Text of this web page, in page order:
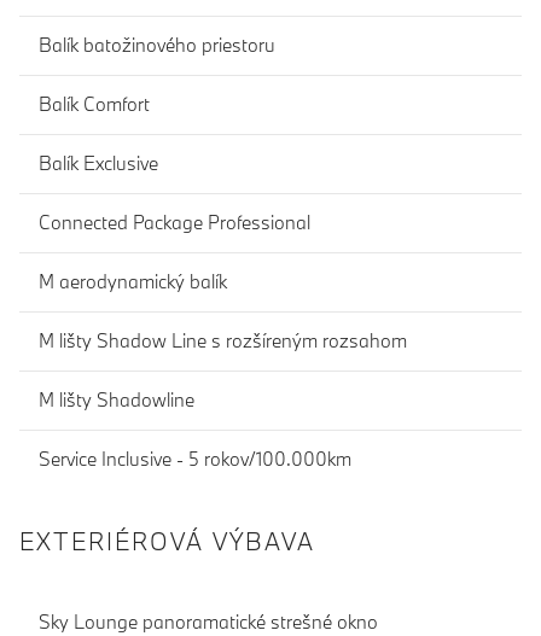
Balík batožinového priestoru
Balík Comfort
Balík Exclusive
Connected Package Professional
M aerodynamický balík
M lišty Shadow Line s rozšíreným rozsahom
M lišty Shadowline
Service Inclusive - 5 rokov/100.000km
EXTERIÉROVÁ VÝBAVA
Sky Lounge panoramatické strešné okno